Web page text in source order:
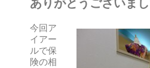
ありがとうございまし
今回ア
イアー
ルで保
険の相